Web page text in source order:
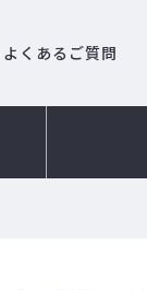
よくあるご質問